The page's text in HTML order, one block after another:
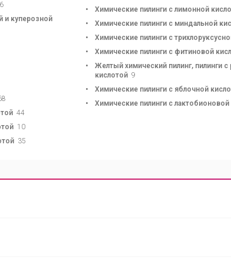
и куперозной
44
10
35
Химические пилинги с лимонной
Химические пилинги с миндальной
Химические пилинги с
Химические пилинги с фитиновой
Желтый химический пилинг, пилинги с
кислотой 9
Химические пилинги с яблочной
Химические пилинги с лактобионовой